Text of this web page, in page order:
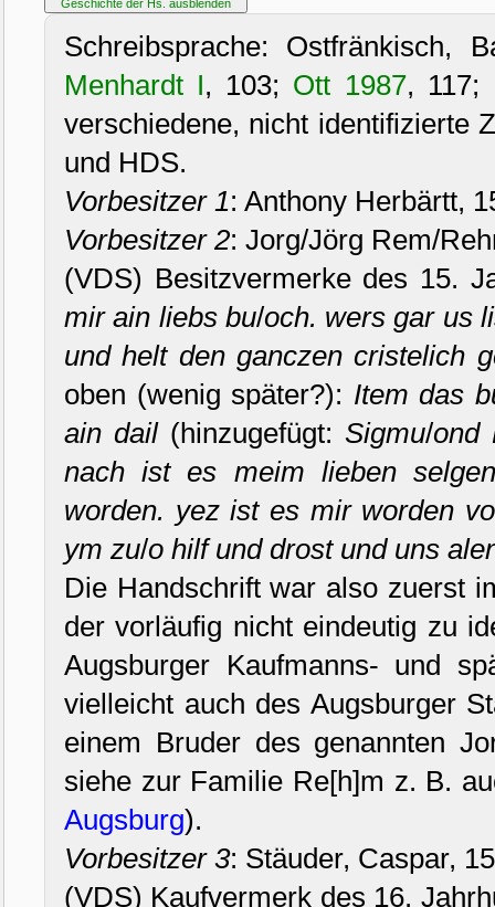
Schreibsprache: Ostfränkisch,
Menhardt I, 103; Ott 1987, 117;
verschiedene, nicht identifizierte
und HDS.
Vorbesitzer 1: Anthony Herbärtt,
Vorbesitzer 2: Jorg/Jörg Rem/
(VDS) Besitzvermerke des 15.
mir ain liebs bu/och. wers gar us
und helt den ganczen cristelich
oben (wenig später?): Item das
ain dail (hinzugefügt: Sigmu/ond
nach ist es meim lieben
worden. yez ist es mir worden
ym zu/o hilf und drost und uns
Die Handschrift war also zuerst
der vorläufig nicht eindeutig zu
Augsburger Kaufmanns- und
vielleicht auch des Augsburger
einem Bruder des genannten
siehe zur Familie Re[h]m z. B.
Augsburg).
Vorbesitzer 3: Stäuder, Caspar,
(VDS) Kaufvermerk des 16.